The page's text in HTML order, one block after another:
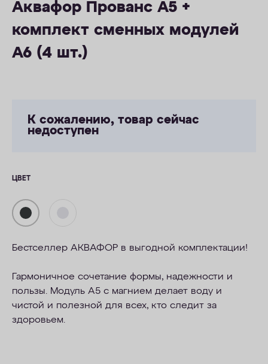
Аквафор Прованс А5 +
комплект сменных модулей
А6 (4 шт.)
К сожалению, товар сейчас
недоступен
ЦВЕТ
Бестселлер АКВАФОР в выгодной комплектации!
Гармоничное сочетание формы, надежности и
пользы. Модуль А5 с магнием делает воду и
чистой и полезной для всех, кто следит за
здоровьем.